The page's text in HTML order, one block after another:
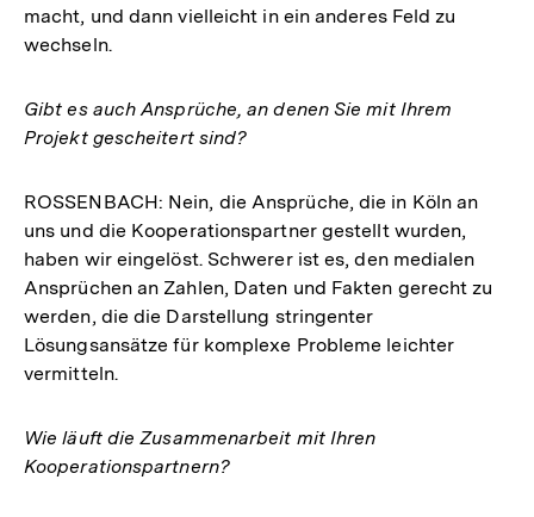
macht, und dann vielleicht in ein anderes Feld zu
wechseln.
Gibt es auch Ansprüche, an denen Sie mit Ihrem
Projekt gescheitert sind?
ROSSENBACH: Nein, die Ansprüche, die in Köln an
uns und die Kooperationspartner gestellt wurden,
haben wir eingelöst. Schwerer ist es, den medialen
Ansprüchen an Zahlen, Daten und Fakten gerecht zu
werden, die die Darstellung stringenter
Lösungsansätze für komplexe Probleme leichter
vermitteln.
Wie läuft die Zusammenarbeit mit Ihren
Kooperationspartnern?